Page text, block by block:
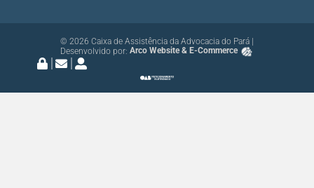
© 2026 Caixa de Assistência da Advocacia do Pará |
Desenvolvido por: Arco Website & E-Commerce